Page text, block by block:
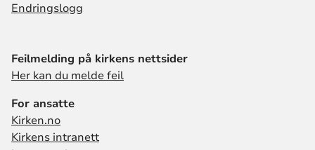
Endringslogg
Feilmelding på kirkens nettsider
Her kan du melde feil
For ansatte
Kirken.no
Kirkens intranett